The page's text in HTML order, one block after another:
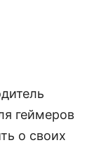
геймеров
о своих